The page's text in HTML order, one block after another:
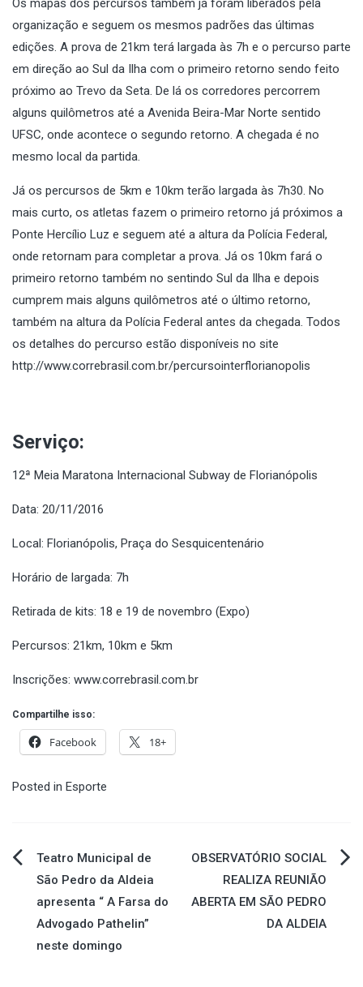
Os mapas dos percursos também já foram liberados pela
organização e seguem os mesmos padrões das últimas
edições. A prova de 21km terá largada às 7h e o percurso parte
em direção ao Sul da Ilha com o primeiro retorno sendo feito
próximo ao Trevo da Seta. De lá os corredores percorrem
alguns quilômetros até a Avenida Beira-Mar Norte sentido
UFSC, onde acontece o segundo retorno. A chegada é no
mesmo local da partida.
Já os percursos de 5km e 10km terão largada às 7h30. No
mais curto, os atletas fazem o primeiro retorno já próximos a
Ponte Hercílio Luz e seguem até a altura da Polícia Federal,
onde retornam para completar a prova. Já os 10km fará o
primeiro retorno também no sentindo Sul da Ilha e depois
cumprem mais alguns quilômetros até o último retorno,
também na altura da Polícia Federal antes da chegada. Todos
os detalhes do percurso estão disponíveis no site
http://www.correbrasil.com.br/percursointerflorianopolis
Serviço:
12ª Meia Maratona Internacional Subway de Florianópolis
Data: 20/11/2016
Local: Florianópolis, Praça do Sesquicentenário
Horário de largada: 7h
Retirada de kits: 18 e 19 de novembro (Expo)
Percursos: 21km, 10km e 5km
Inscrições: www.correbrasil.com.br
Compartilhe isso:
Facebook 18+
Posted in Esporte
Navegação
de
Post
Teatro Municipal de
São Pedro da Aldeia
apresenta “ A Farsa do
Advogado Pathelin”
neste domingo
OBSERVATÓRIO SOCIAL
REALIZA REUNIÃO
ABERTA EM SÃO PEDRO
DA ALDEIA